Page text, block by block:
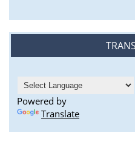
Powered by
Translate